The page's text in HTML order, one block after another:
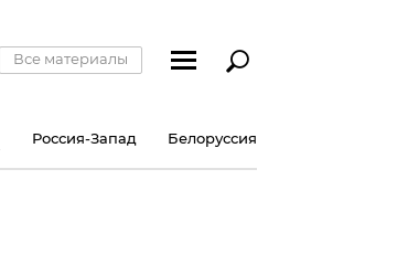
Все материалы
Россия-Запад Белоруссия